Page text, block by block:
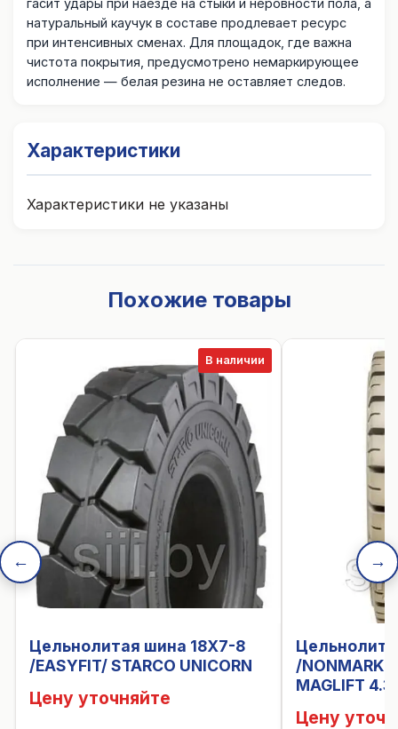
гасит удары при наезде на стыки и неровности пола, а
натуральный каучук в составе продлевает ресурс
при интенсивных сменах. Для площадок, где важна
чистота покрытия, предусмотрено немаркирующее
исполнение — белая резина не оставляет следов.
Характеристики
Характеристики не указаны
Похожие товары
←
В наличии
Цельнолитая шина 18X7-8
/EASYFIT/ STARCO UNICORN
Цену уточняйте
/NONMARK
MAGLIFT
Цену
→